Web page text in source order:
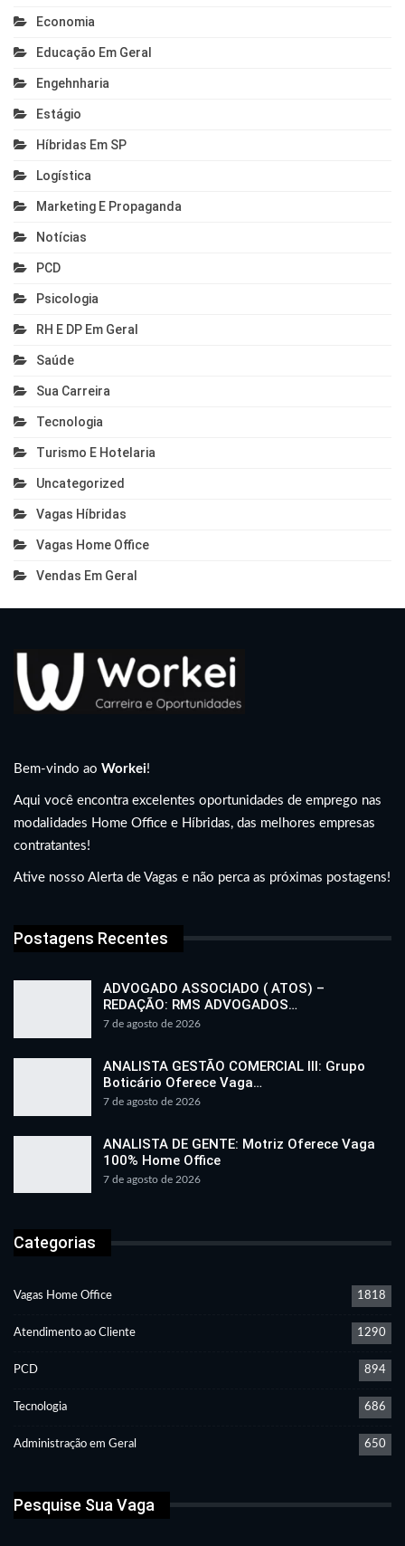
Economia
Educação Em Geral
Engehnharia
Estágio
Híbridas Em SP
Logística
Marketing E Propaganda
Notícias
PCD
Psicologia
RH E DP Em Geral
Saúde
Sua Carreira
Tecnologia
Turismo E Hotelaria
Uncategorized
Vagas Híbridas
Vagas Home Office
Vendas Em Geral
Bem-vindo ao Workei!
Aqui você encontra excelentes oportunidades de emprego nas
modalidades Home Office e Híbridas, das melhores empresas
contratantes!
Ative nosso Alerta de Vagas e não perca as próximas postagens!
Postagens Recentes
ADVOGADO ASSOCIADO ( ATOS) –
REDAÇÃO: RMS ADVOGADOS…
7 de agosto de 2026
ANALISTA GESTÃO COMERCIAL III: Grupo
Boticário Oferece Vaga…
7 de agosto de 2026
ANALISTA DE GENTE: Motriz Oferece Vaga
100% Home Office
7 de agosto de 2026
Categorias
Vagas Home Office 1818
Atendimento ao Cliente 1290
PCD 894
Tecnologia 686
Administração em Geral 650
Pesquise Sua Vaga